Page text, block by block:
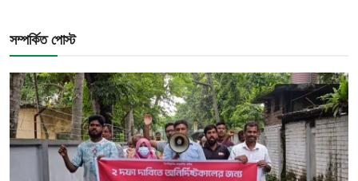
সম্পর্কিত পোস্ট